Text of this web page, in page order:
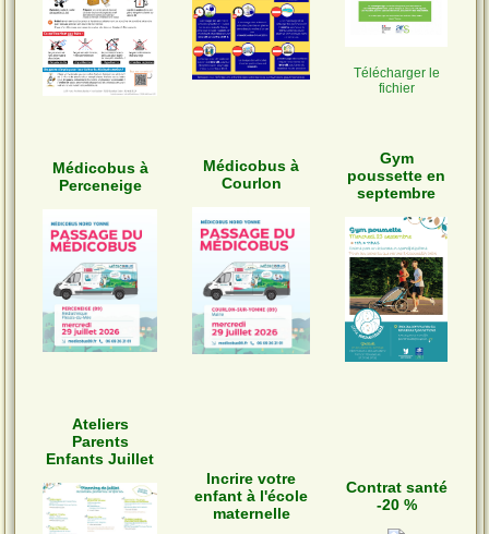
Télécharger le
fichier
Médicobus à
Perceneige
Médicobus à
Courlon
Gym
poussette en
septembre
Ateliers
Parents
Enfants Juillet
Incrire votre
enfant à l'école
maternelle
Contrat santé
-20 %